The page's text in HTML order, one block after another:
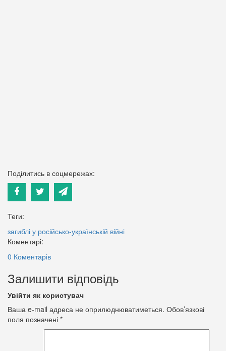
Поділитись в соцмережах:
Теги:
загиблі у російсько-українській війні
Коментарі:
0 Коментарів
Залишити відповідь
Увійти як користувач
Ваша e-mail адреса не оприлюднюватиметься. Обов’язкові
поля позначені *